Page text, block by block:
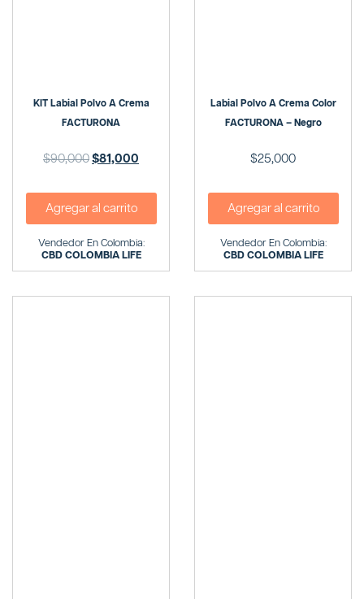
KIT Labial Polvo A Crema
FACTURONA
$90,000 $81,000
Agregar al carrito
Vendedor En Colombia:
CBD COLOMBIA LIFE
Labial Polvo A Crema Color
FACTURONA – Negro
$25,000
Agregar al carrito
Vendedor En Colombia:
CBD COLOMBIA LIFE